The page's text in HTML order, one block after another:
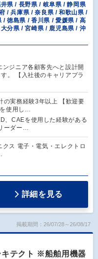
県 / 長野県 / 岐阜県 / 静岡県
/ 兵庫県 / 奈良県 / 和歌山県 /
/ 徳島県 / 香川県 / 愛媛県 / 高
分県 / 宮崎県 / 鹿児島県 / 沖
ジニア各顧客先へと設計開
。 【入社後のキャリアプラ
の実務経験3年以上 【歓迎要
使用し…
、CAEを使用した経験がある
ーダー…
クス 電子・電気・エレクトロ
詳細を見る
掲載期間：26/07/28～26/08/17
キテクト ※船舶用機器